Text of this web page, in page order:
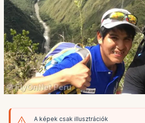
A képek csak illusztrációk